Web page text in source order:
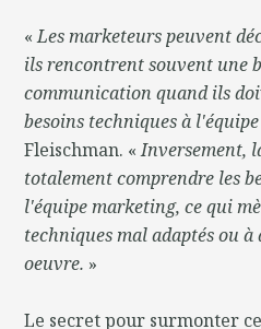
«Les marketeurs peuvent
ils rencontrent souvent une
communication quand ils
besoins techniques à
Fleischman. «Inversement,
totalement comprendre les
l'équipe marketing, ce qui
techniques mal adaptés ou à
oeuvre. »
Le secret pour surmonter